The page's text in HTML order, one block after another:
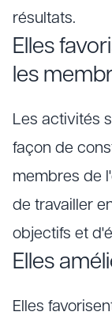
résultats.
Elles
les
Les activités
façon de
membres de
de travailler
objectifs et
Elles
Elles